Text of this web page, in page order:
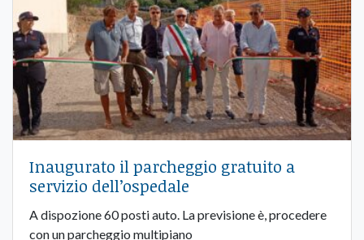
Inaugurato il parcheggio gratuito a
servizio dell’ospedale
A dispozione 60 posti auto. La previsione è, procedere
con un parcheggio multipiano